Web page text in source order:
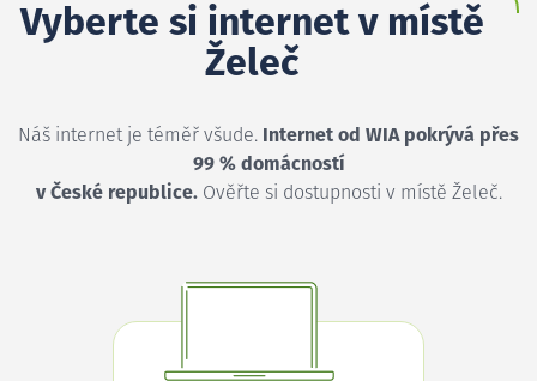
Vyberte si internet v místě
Želeč
Náš internet je téměř všude. Internet od WIA pokrývá přes
99 % domácností
v České republice.Ověřte si dostupnosti v místě Želeč.